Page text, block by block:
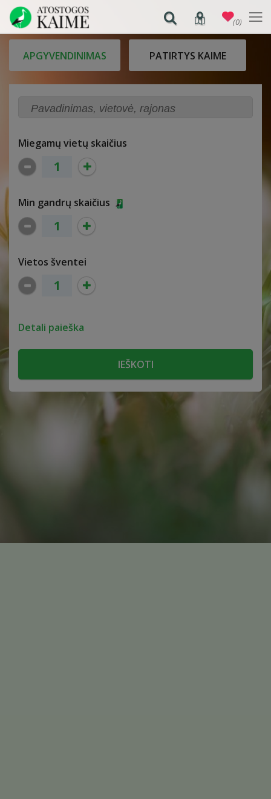
APGYVENDINIMAS PATIRTYS KAIME
Miegamų vietų skaičius
Min gandrų skaičius
Vietos šventei
Detali paieška
(0)